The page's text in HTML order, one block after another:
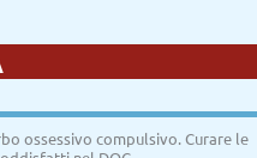
ossessivo compulsivo. Curare le